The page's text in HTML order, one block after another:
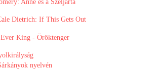
Anne és a Széljárta
Dietrich: If ​This Gets Out
King - Öröktenger
​nyelvén